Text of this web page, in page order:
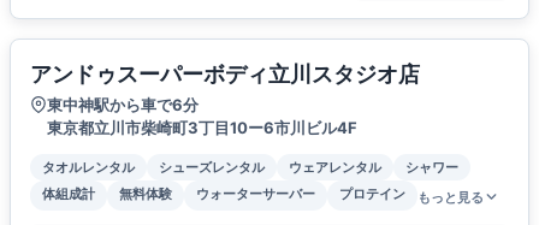
アンドゥスーパーボディ立川スタジオ店
東中神駅から車で6分
東京都立川市柴崎町3丁目10ー6市川ビル4F
タオルレンタル シューズレンタル ウェアレンタル
シャワー
体組成計
無料体験 ウォーターサーバー プロテイン もっと見る